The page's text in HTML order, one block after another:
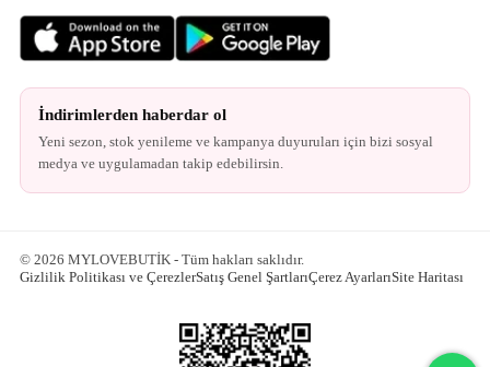
İndirimlerden haberdar ol
Yeni sezon, stok yenileme ve kampanya duyuruları için bizi sosyal
medya ve uygulamadan takip edebilirsin.
© 2026 MYLOVEBUTİK - Tüm hakları saklıdır.
Gizlilik Politikası ve ÇerezlerSatış Genel ŞartlarıÇerez AyarlarıSite Haritası